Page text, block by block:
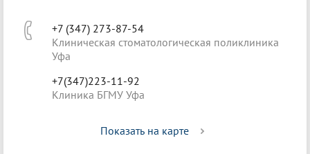
+7 (347) 273-87-54
Клиническая стоматологическая поликлиника
Уфа
+7(347)223-11-92
Клиника БГМУ Уфа
Показать на карте